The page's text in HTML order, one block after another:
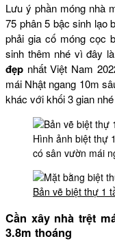
Lưu ý phần móng nhà
75 phân 5 bậc sinh lạo
phải gia cố móng cọc
sinh thêm nhé vì đây
đẹp nhất Việt Nam
mái Nhật ngang 10m
khác với khối 3 gian nhé
Hình ảnh biệt thự
có sân vườn mái
Bản vẽ biệt thự 1
Cần xây nhà trệt
3.8m thoáng